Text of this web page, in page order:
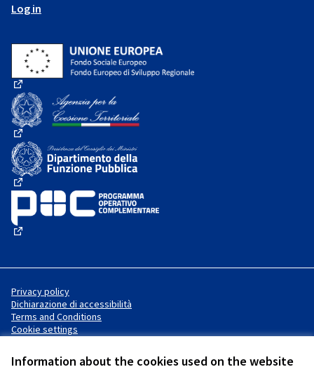
Information about the cookies used on the website
Log in
(External link)
(External link)
(External link)
Privacy policy
Dichiarazione di accessibilità
Terms and Conditions
Cookie settings